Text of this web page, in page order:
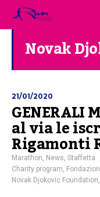
Novak
21/01/2020
GENERALI
al via le
Rigamonti
Marathon, News, Staffetta
Charity program,
Novak Djokovic Foundation,